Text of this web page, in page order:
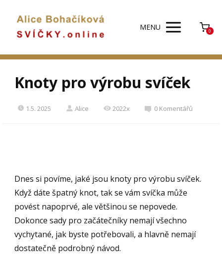
MENU 0
Knoty pro výrobu svíček
1.5. 2025 Alice 2022x 0 Komentářů
Dnes si povíme, jaké jsou knoty pro výrobu svíček.
Když dáte špatný knot, tak se vám svíčka může
povést napoprvé, ale většinou se nepovede.
Dokonce sady pro začátečníky nemají všechno
vychytané, jak byste potřebovali, a hlavně nemají
dostatečně podrobný návod.